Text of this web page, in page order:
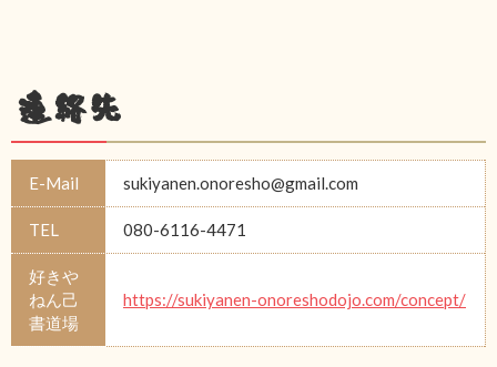
連絡先
E-Mail sukiyanen.onoresho@gmail.com
TEL 080-6116-4471
好きや
ねん己
書道場
https://sukiyanen-onoreshodojo.com/concept/